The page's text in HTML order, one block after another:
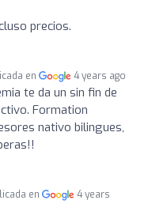
precios.
en 4 years ago
te da un sin fin de
Formation
nativo bilingues,
en
4 years